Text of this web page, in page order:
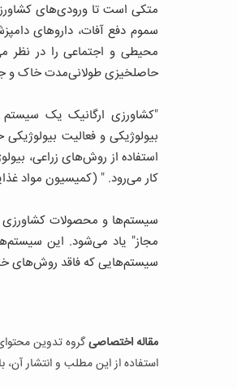
متکی است تا ورودی‌های
سموم دفع آفات، داروهای
محیطی و اجتماعی را در نظر
حاصلخیزی طولانی‌مدت خاک و
"کشاورزی ارگانیک یک
بیولوژیکی و فعالیت
استفاده از روش‌های زراعی،
کار می‌رود. " (کمیسیون مواد
سیستم‌ها و محصولات کشاورزی
مجاز" یاد می‌شود. این
سیستم‌هایی که فاقد روش‌های
مقاله اختصاصیگروه تدوین
استفاده از این مطلب و انتشار آن،